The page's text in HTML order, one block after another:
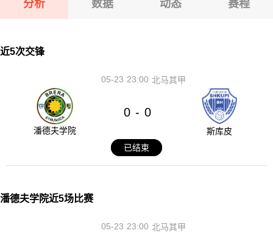
分析 数据 动态 赛程
近5次交锋
23:00
05-23 北马其甲
潘德夫学院
0 - 0
斯库皮
已结束
潘德夫学院近5场比赛
23:00
05-23 北马其甲